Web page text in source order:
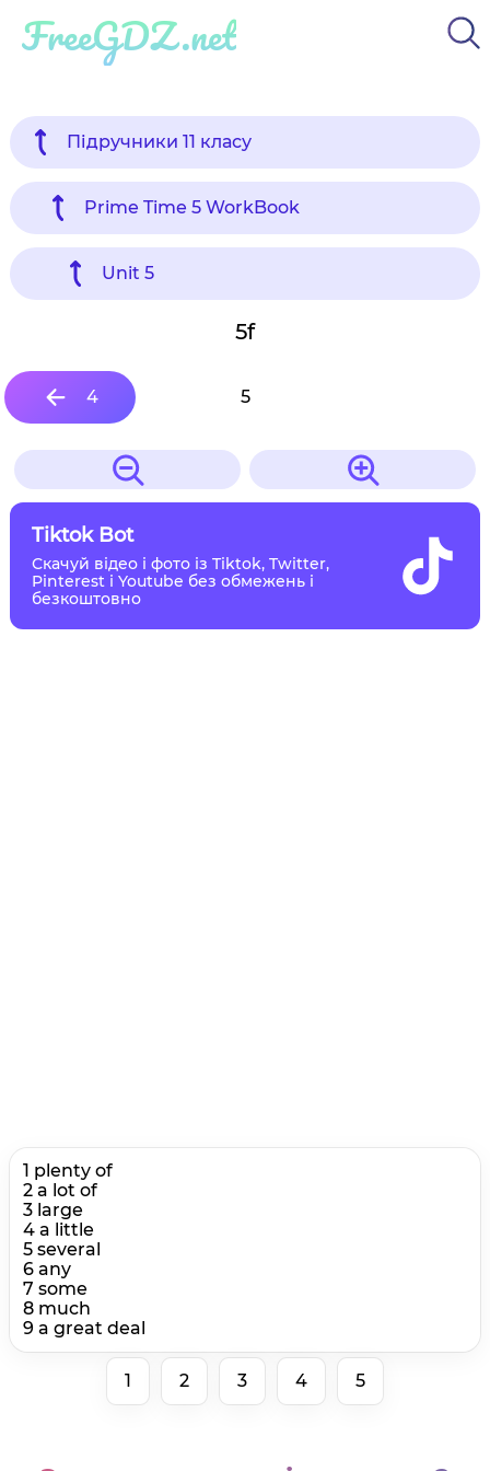
FreeGDZ.net
Підручники 11 класу
Prime Time 5 WorkBook
Unit 5
5f
4 5
Tiktok Bot
Скачуй відео і фото із Tiktok, Twitter,
Pinterest і Youtube без обмежень і
безкоштовно
1 plenty of
2 a lot of
3 large
4 a little
5 several
6 any
7 some
8 much
9 a great deal
1 2 3 4 5